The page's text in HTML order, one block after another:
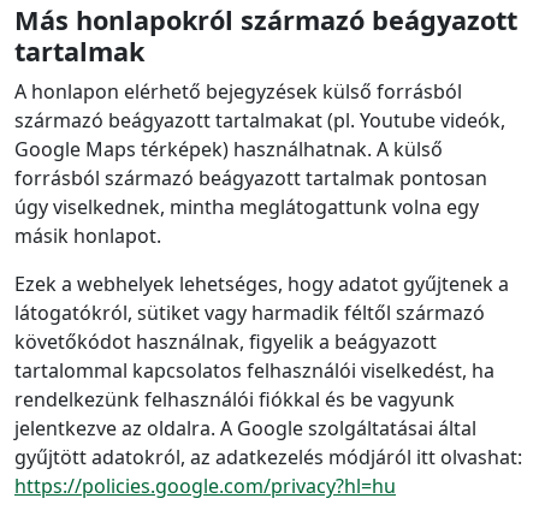
Más honlapokról származó beágyazott
tartalmak
A honlapon elérhető bejegyzések külső forrásból
származó beágyazott tartalmakat (pl. Youtube videók,
Google Maps térképek) használhatnak. A külső
forrásból származó beágyazott tartalmak pontosan
úgy viselkednek, mintha meglátogattunk volna egy
másik honlapot.
Ezek a webhelyek lehetséges, hogy adatot gyűjtenek a
látogatókról, sütiket vagy harmadik féltől származó
követőkódot használnak, figyelik a beágyazott
tartalommal kapcsolatos felhasználói viselkedést, ha
rendelkezünk felhasználói fiókkal és be vagyunk
jelentkezve az oldalra. A Google szolgáltatásai által
gyűjtött adatokról, az adatkezelés módjáról itt olvashat:
https://policies.google.com/privacy?hl=hu